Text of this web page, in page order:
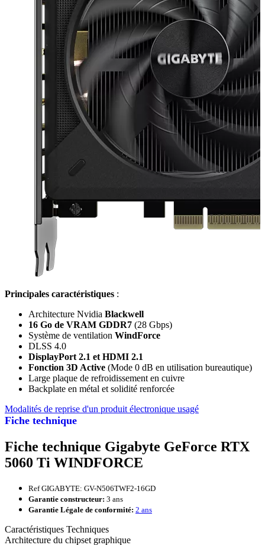
Fiche technique
Principales caractéristiques :
Architecture Nvidia Blackwell
16 Go de VRAM GDDR7 (28 Gbps)
Système de ventilation WindForce
DLSS 4.0
DisplayPort 2.1 et HDMI 2.1
Fonction 3D Active (Mode 0 dB en utilisation bureautique)
Large plaque de refroidissement en cuivre
Backplate en métal et solidité renforcée
Modalités de reprise d'un produit électronique usagé
Fiche technique Gigabyte GeForce RTX
5060 Ti WINDFORCE
Ref GIGABYTE: GV-N506TWF2-16GD
Garantie constructeur: 3 ans
Garantie Légale de conformité: 2 ans
Caractéristiques Techniques
Architecture du chipset graphique